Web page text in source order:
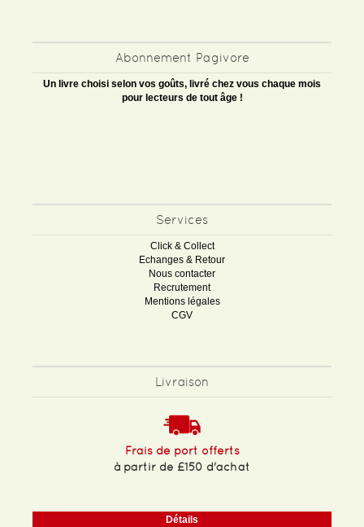
Abonnement Pagivore
Un livre choisi selon vos goûts, livré chez vous chaque mois
pour lecteurs de tout âge !
Services
Click & Collect
Echanges & Retour
Nous contacter
Recrutement
Mentions légales
CGV
Livraison
Frais de port offerts
à partir de £150 d'achat
Détails